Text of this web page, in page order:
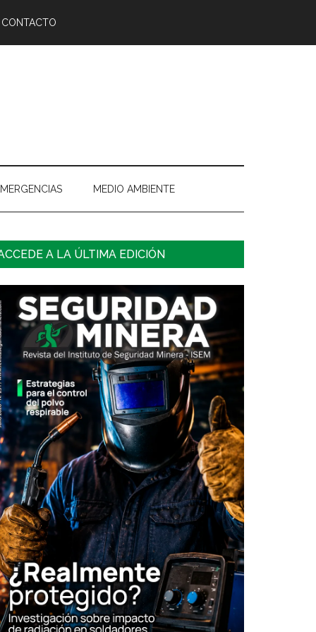
CONTACTO
MEDIO AMBIENTE
A LA ÚLTIMA EDICIÓN